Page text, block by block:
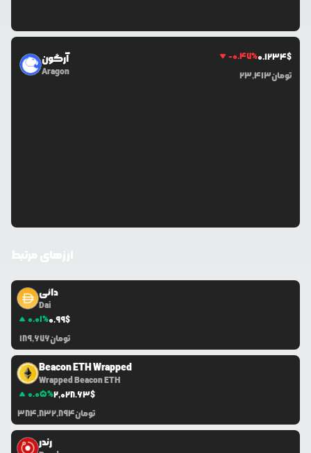
آرگون
Aragon
-0.47%0.1234$
23,413تومان
دائی
Dai
0.01%0.99$
189,676تومان
Beacon ETH Wrapped
Wrapped Beacon ETH
0.05%2,028.63$
384,832,894تومان
رندر